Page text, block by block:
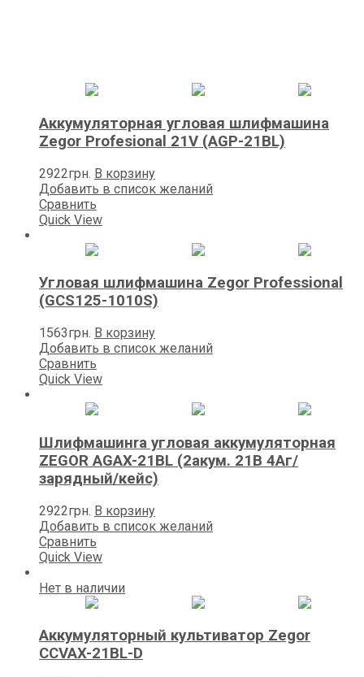
Аккумуляторная угловая шлифмашина
Zegor Profesional 21V (AGP-21BL)
2922грн. В корзину
Добавить в список желаний
Сравнить
Quick View
Угловая шлифмашина Zegor Professional
(GCS125-1010S)
1563грн. В корзину
Добавить в список желаний
Сравнить
Quick View
Шлифмашинrа угловая аккумуляторная
ZEGOR AGAX-21BL (2акум. 21В 4Aг/
зарядный/кейс)
2922грн. В корзину
Добавить в список желаний
Сравнить
Quick View
Нет в наличии
Аккумуляторный культиватор Zegor
CCVAX-21BL-D